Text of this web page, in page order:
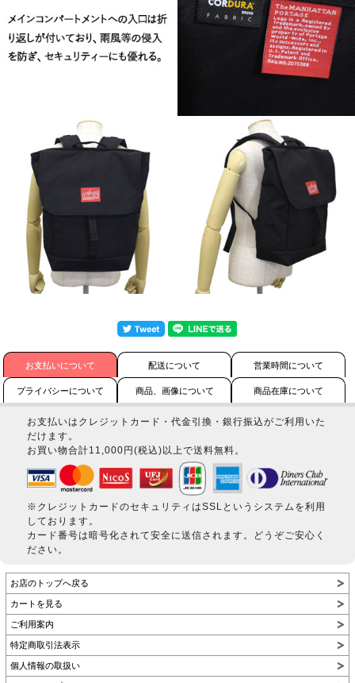
お支払いについて 配送について 営業時間について
プライバシーについて 商品、画像について 商品在庫について
お支払いはクレジットカード・代金引換・銀行振込がご利用いた
だけます。
お買い物合計11,000円(税込)以上で送料無料。
※クレジットカードのセキュリティはSSLというシステムを利用
しております。
カード番号は暗号化されて安全に送信されます。どうぞご安心く
ださい。
お店のトップへ戻る
カートを見る
ご利用案内
特定商取引法表示
個人情報の取扱い